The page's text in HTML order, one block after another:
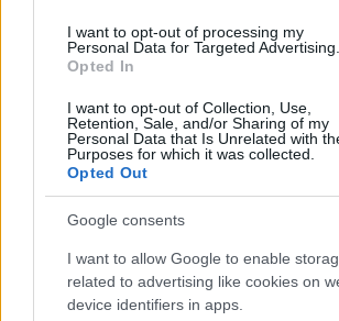
I want to opt-out of processing my
Personal Data for Targeted Advertising.
Opted In
I want to opt-out of Collection, Use,
Retention, Sale, and/or Sharing of my
Personal Data that Is Unrelated with
Purposes for which it was collected.
Opted Out
Google consents
I want to allow Google to enable
related to advertising like cookies on
device identifiers in apps.
Continua a leggere
NERD NEWS